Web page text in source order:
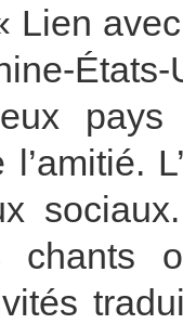
Lien
chants